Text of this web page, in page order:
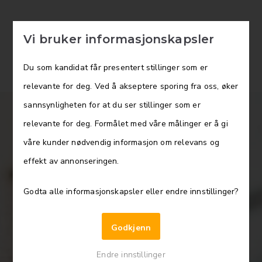
Vi bruker informasjonskapsler
Du som kandidat får presentert stillinger som er
relevante for deg. Ved å akseptere sporing fra oss, øker
sannsynligheten for at du ser stillinger som er
relevante for deg. Formålet med våre målinger er å gi
våre kunder nødvendig informasjon om relevans og
effekt av annonseringen.
Godta alle informasjonskapsler eller endre innstillinger?
Godkjenn
Endre innstillinger
MST-terapeut